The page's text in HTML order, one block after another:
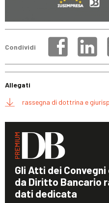
Condividi
Allegati
rassegna di dottrina e
Gli Atti dei
da Diritto Bancario
dati dedicata